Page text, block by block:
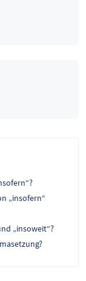
„insofern“
„insoweit“?